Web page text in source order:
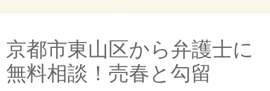
京都市東山区から弁護士に
無料相談！売春と勾留